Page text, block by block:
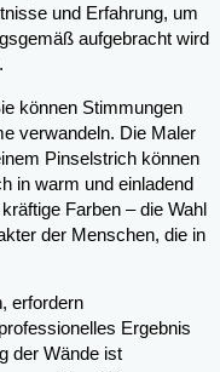
und Erfahrung, um
aufgebracht wird
können Stimmungen
verwandeln. Die Maler
Pinselstrich können
in warm und einladend
Farben – die Wahl
der Menschen, die in
erfordern
Ergebnis
der Wände ist